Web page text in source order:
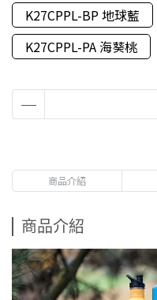
K27CPPL-BP 地球藍
K27CPPL-PA 海葵桃
商品介紹
商品介紹